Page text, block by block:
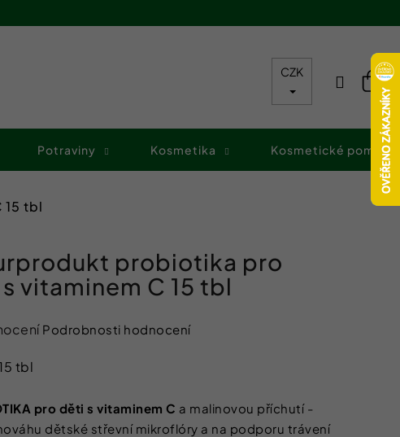
Potraviny Kosmetika Kosmetické
CZK
tbl
Podrobnosti hodnocení
probiotika pro
vitaminem C 15 tbl
tbl
pro děti s vitaminem C a malinovou příchutí -
dětské střevní mikroflóry a na podporu trávení
IZOFET SLIM